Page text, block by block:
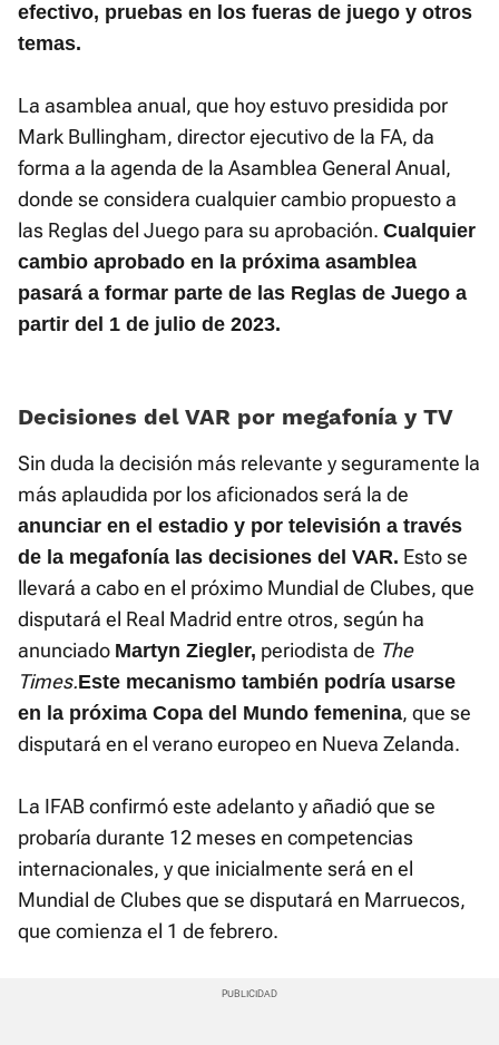
efectivo, pruebas en los fueras de juego y otros
temas.
La asamblea anual, que hoy estuvo presidida por
Mark Bullingham, director ejecutivo de la FA, da
forma a la agenda de la Asamblea General Anual,
donde se considera cualquier cambio propuesto a
las Reglas del Juego para su aprobación. Cualquier
cambio aprobado en la próxima asamblea
pasará a formar parte de las Reglas de Juego a
partir del 1 de julio de 2023.
Decisiones del VAR por megafonía y TV
Sin duda la decisión más relevante y seguramente la
más aplaudida por los aficionados será la de
anunciar en el estadio y por televisión a través
de la megafonía las decisiones del VAR. Esto se
llevará a cabo en el próximo Mundial de Clubes, que
disputará el Real Madrid entre otros, según ha
anunciado Martyn Ziegler, periodista de The
Times.Este mecanismo también podría usarse
en la próxima Copa del Mundo femenina, que se
disputará en el verano europeo en Nueva Zelanda.
La IFAB confirmó este adelanto y añadió que se
probaría durante 12 meses en competencias
internacionales, y que inicialmente será en el
Mundial de Clubes que se disputará en Marruecos,
que comienza el 1 de febrero.